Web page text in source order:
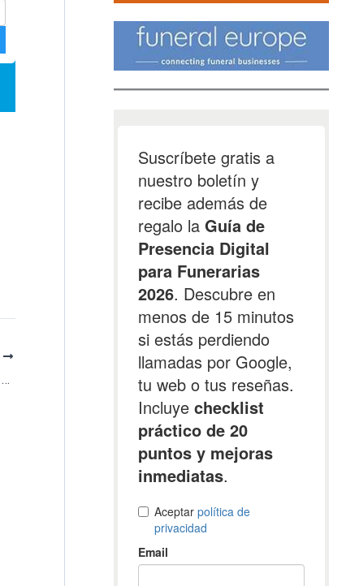
Cinco empresas se han presentado a concurso para el mantenimiento del cementerio de Alicante